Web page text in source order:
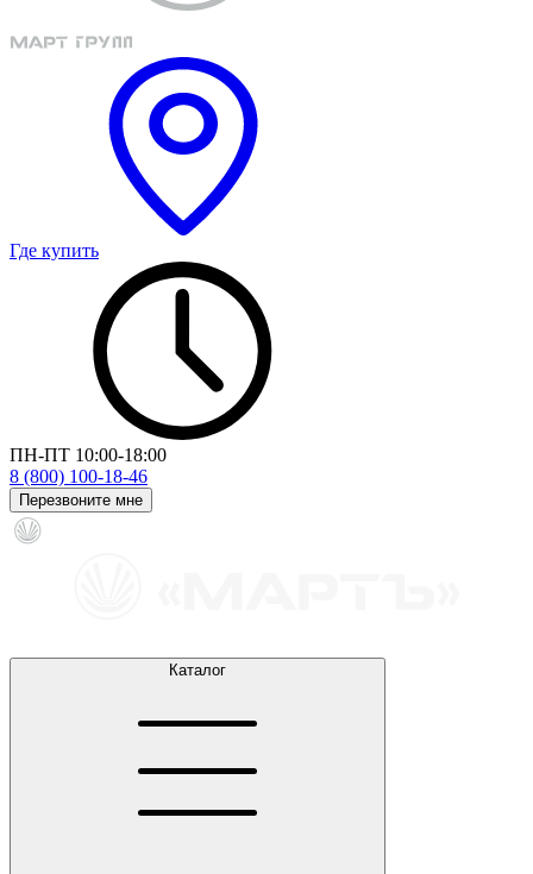
Где купить
ПН-ПТ 10:00-18:00
8 (800) 100-18-46
Перезвоните мне
Каталог